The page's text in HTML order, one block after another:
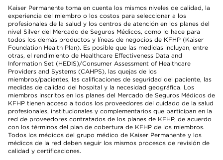
Kaiser Permanente toma en cuenta los mismos niveles de calidad, la
experiencia del miembro o los costos para seleccionar a los
profesionales de la salud y los centros de atención en los planes del
nivel Silver del Mercado de Seguros Médicos, como lo hace para
todos los demás productos y líneas de negocios de KFHP (Kaiser
Foundation Health Plan). Es posible que las medidas incluyan, entre
otras, el rendimiento de Healthcare Effectiveness Data and
Information Set (HEDIS)/Consumer Assessment of Healthcare
Providers and Systems (CAHPS), las quejas de los
miembros/pacientes, las calificaciones de seguridad del paciente, las
medidas de calidad del hospital y la necesidad geográfica. Los
miembros inscritos en los planes del Mercado de Seguros Médicos de
KFHP tienen acceso a todos los proveedores del cuidado de la salud
profesionales, institucionales y complementarios que participan en la
red de proveedores contratados de los planes de KFHP, de acuerdo
con los términos del plan de cobertura de KFHP de los miembros.
Todos los médicos del grupo médico de Kaiser Permanente y los
médicos de la red deben seguir los mismos procesos de revisión de
calidad y certificaciones.